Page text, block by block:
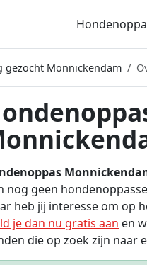
gezocht Monnickendam
nog geen
heb jij interesse om op
je dan nu gratis aan en
die op zoek zijn naar